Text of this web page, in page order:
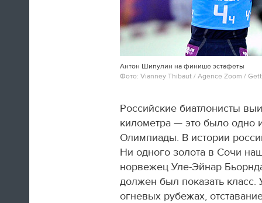
Швед Эрик Карлссон (символическая
сборная хоккейного турнира) на пути из
Юлия Липницкая
Антон Шипулин на финише эстафеты
Фото: Vianney Thibaut / Agence Zoom /
Российские биатлонисты
километра — это было одно
Олимпиады. В истории
Ни одного золота в Сочи
норвежец Уле-Эйнар
должен был показать
огневых рубежах,